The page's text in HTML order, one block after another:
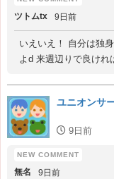
ツトムtx 9日前
いえいえ！ 自分は独
よd 来週辺りで良けれ
ユニオンサ
9日前
無名 9日前